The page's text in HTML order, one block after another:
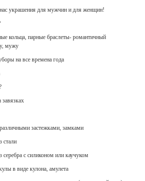
украшения для мужчин и для женщин!
кольца, парные браслеты- романтичный
мужу
на все времена года
застежками, замками
стали
с силиконом или каучуком
в виде кулона, амулета